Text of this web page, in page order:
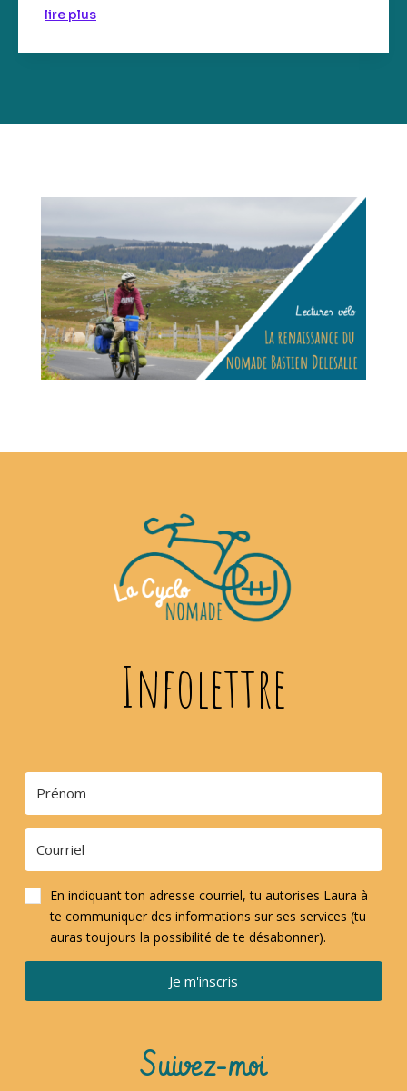
lire plus
Infolettre
En indiquant ton adresse courriel, tu autorises Laura à
te communiquer des informations sur ses services (tu
auras toujours la possibilité de te désabonner).
Je m'inscris
Suivez-moi